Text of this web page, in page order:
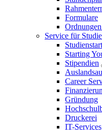
Formulare
Service für
Studienstart
Starting
Stipendien
Career
Gründung
Druckerei
IT-Services